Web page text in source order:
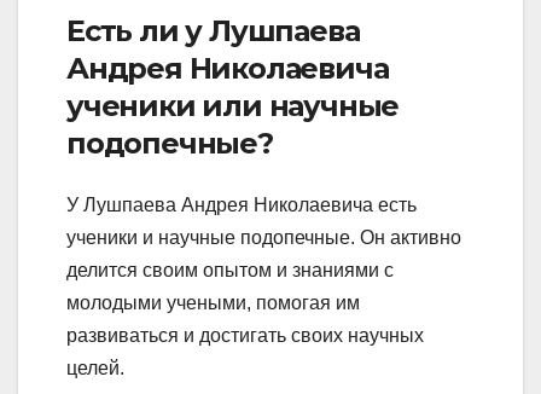
Есть ли у Лушпаева
Андрея Николаевича
ученики или научные
подопечные?
У Лушпаева Андрея Николаевича есть
ученики и научные подопечные. Он активно
делится своим опытом и знаниями с
молодыми учеными, помогая им
развиваться и достигать своих научных
целей.